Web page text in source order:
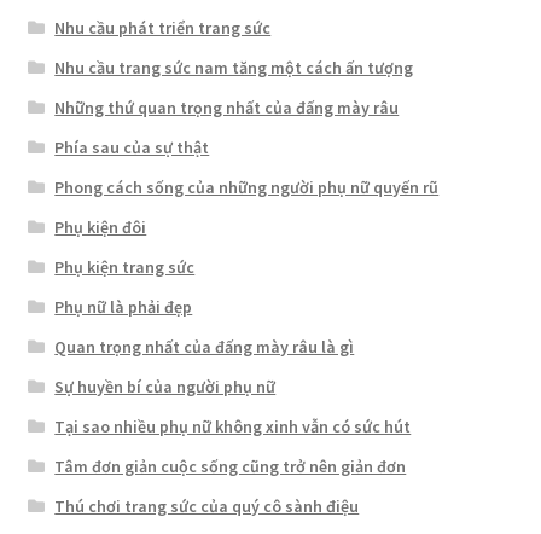
Nhu cầu phát triển trang sức
Nhu cầu trang sức nam tăng một cách ấn tượng
Những thứ quan trọng nhất của đấng mày râu
Phía sau của sự thật
Phong cách sống của những người phụ nữ quyến rũ
Phụ kiện đôi
Phụ kiện trang sức
Phụ nữ là phải đẹp
Quan trọng nhất của đấng mày râu là gì
Sự huyền bí của người phụ nữ
Tại sao nhiều phụ nữ không xinh vẫn có sức hút
Tâm đơn giản cuộc sống cũng trở nên giản đơn
Thú chơi trang sức của quý cô sành điệu